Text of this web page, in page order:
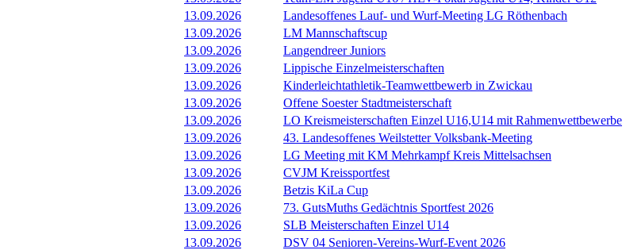
13.09.2026
Landesoffenes Lauf- und Wurf-Meeting LG Röthenbach
13.09.2026
LM Mannschaftscup
13.09.2026
Langendreer Juniors
13.09.2026
Lippische Einzelmeisterschaften
13.09.2026
Kinderleichtathletik-Teamwettbewerb in Zwickau
13.09.2026
Offene Soester Stadtmeisterschaft
13.09.2026
LO Kreismeisterschaften Einzel U16,U14 mit Rahmenwettbewerbe
13.09.2026
43. Landesoffenes Weilstetter Volksbank-Meeting
13.09.2026
LG Meeting mit KM Mehrkampf Kreis Mittelsachsen
13.09.2026
CVJM Kreissportfest
13.09.2026
Betzis KiLa Cup
13.09.2026
73. GutsMuths Gedächtnis Sportfest 2026
13.09.2026
SLB Meisterschaften Einzel U14
13.09.2026
DSV 04 Senioren-Vereins-Wurf-Event 2026